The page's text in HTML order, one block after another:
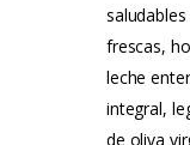
frescas,
leche
integral,
de oliva